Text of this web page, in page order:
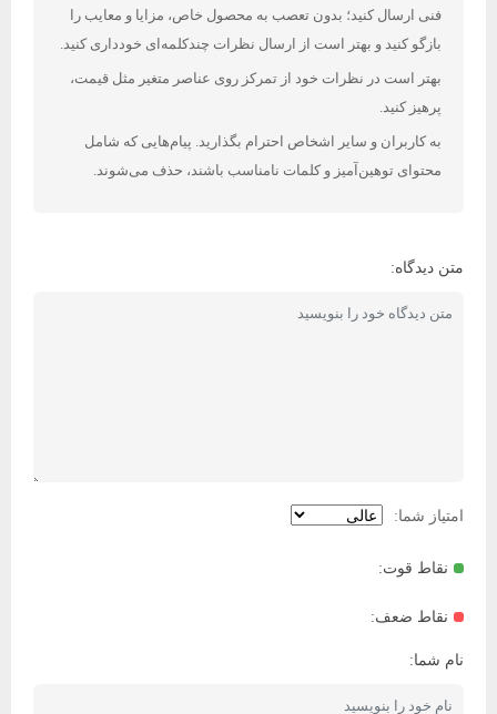
فنی ارسال کنید؛ بدون تعصب به محصول خاص، مزایا و معایب را
بازگو کنید و بهتر است از ارسال نظرات چندکلمه‌‌ای خودداری کنید.
بهتر است در نظرات خود از تمرکز روی عناصر متغیر مثل قیمت،
پرهیز کنید.
به کاربران و سایر اشخاص احترام بگذارید. پیام‌هایی که شامل
محتوای توهین‌آمیز و کلمات نامناسب باشند، حذف می‌شوند.
متن دیدگاه:
امتیاز شما:
نقاط قوت:
نقاط ضعف:
نام شما: